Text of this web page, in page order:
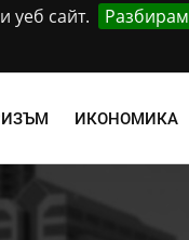
уеб сайт. Разбирам
ИКОНОМИКА